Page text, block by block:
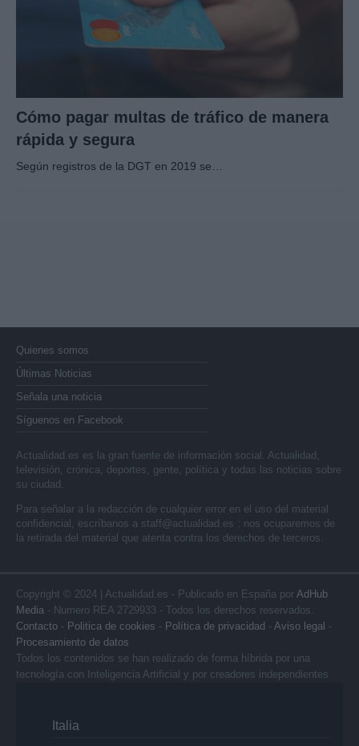
Cómo pagar multas de tráfico de manera
rápida y segura
Según registros de la DGT en 2019 se…
Quienes somos
Últimas Noticias
Señala una noticia
Síguenos en Facebook
Actualidad.es es la gran fuente de información social. Actualidad,
televisión, crónica, deportes, gente, política y todas las noticias sobre
su ciudad.
Para señalar a la redacción de cualquier error en el uso del material
confidencial, escríbanos a staff@actualidad.es : nos ocuparemos de
la retirada del material que atenta contra los derechos de terceros.
Copyright © 2024 | Actualidad.es - Publicado en España por AdHub
Media - Numero REA 2729933 - Todos los derechos reservados.
Contacto - Politica de cookies - Política de privacidad - Aviso legal -
Procesamiento de datos
Todos los contenidos se han realizado de forma híbrida por una
tecnología con Inteligencia Artificial y por creadores independientes
Italia